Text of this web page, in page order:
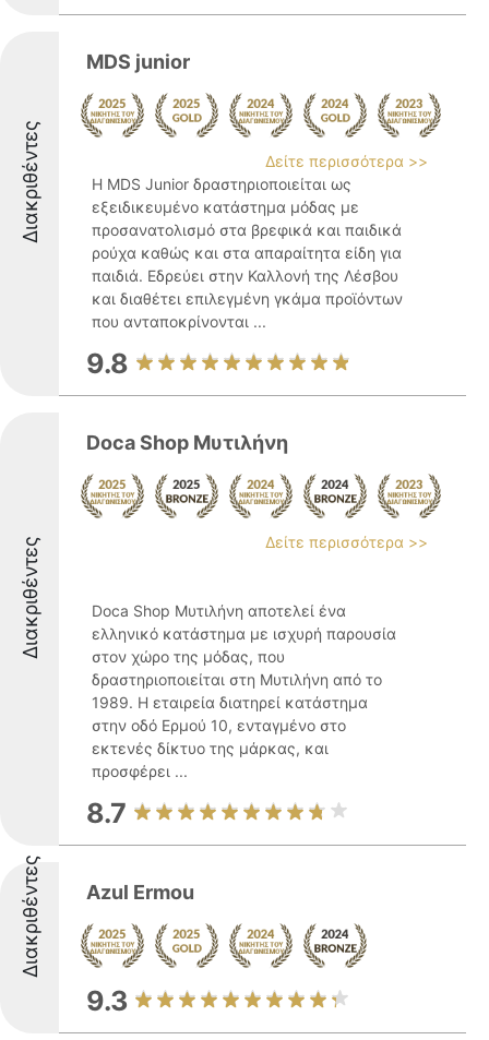
Διακριθέντες
MDS junior
Δείτε περισσότερα >>
Η MDS Junior δραστηριοποιείται ως
εξειδικευμένο κατάστημα μόδας με
προσανατολισμό στα βρεφικά και παιδικά
ρούχα καθώς και στα απαραίτητα είδη για
παιδιά. Εδρεύει στην Καλλονή της Λέσβου
και διαθέτει επιλεγμένη γκάμα προϊόντων
που ανταποκρίνονται ...
9.8
Διακριθέντες
Doca Shop Μυτιλήνη
Δείτε περισσότερα >>
Doca Shop Μυτιλήνη αποτελεί ένα
ελληνικό κατάστημα με ισχυρή παρουσία
στον χώρο της μόδας, που
δραστηριοποιείται στη Μυτιλήνη από το
1989. Η εταιρεία διατηρεί κατάστημα
στην οδό Ερμού 10, ενταγμένο στο
εκτενές δίκτυο της μάρκας, και
προσφέρει ...
8.7
Διακριθέντες Azul Ermou
9.3